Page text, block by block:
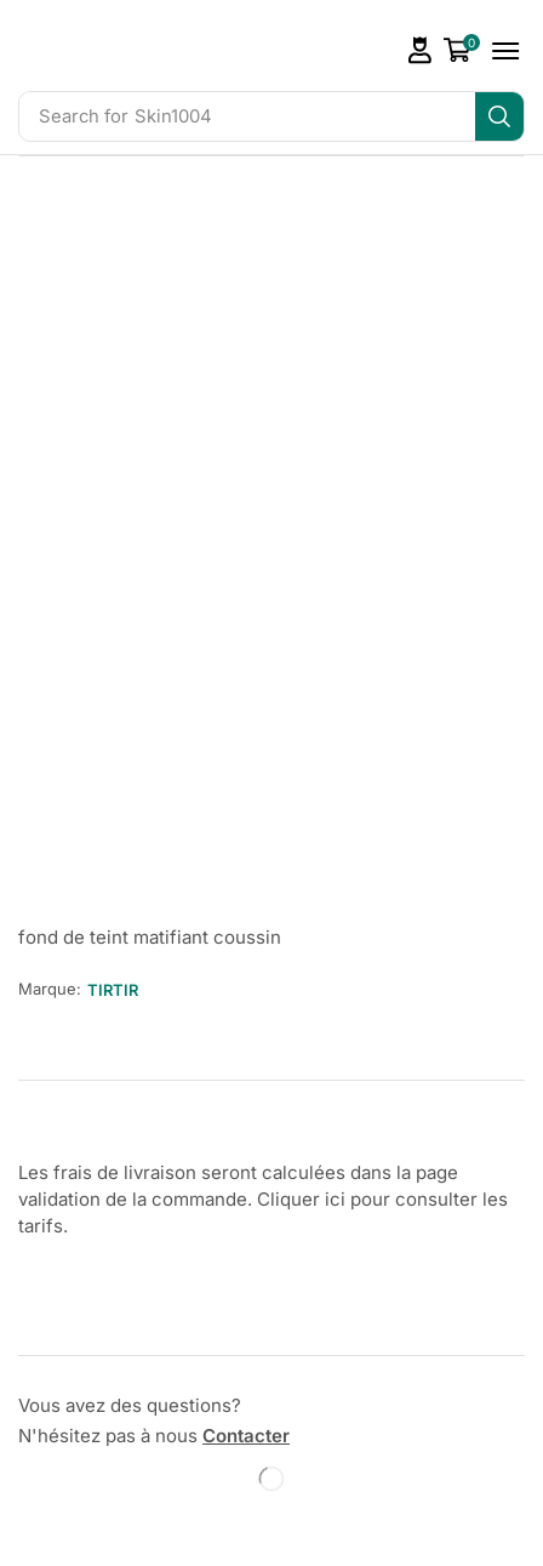
Search for Skin1004
0
fond de teint matifiant coussin
Marque: TIRTIR
Les frais de livraison seront calculées dans la page
validation de la commande. Cliquer ici pour consulter les
tarifs.
Vous avez des questions?
N'hésitez pas à nous Contacter